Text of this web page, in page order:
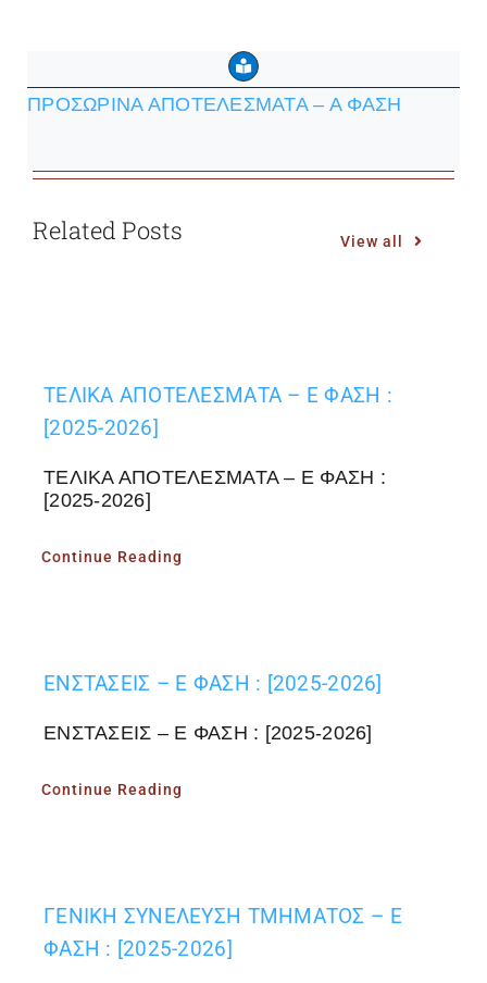
ΠΡΟΣΩΡΙΝΑ ΑΠΟΤΕΛΕΣΜΑΤΑ – Α ΦΑΣΗ
Related Posts View all
ΤΕΛΙΚΑ ΑΠΟΤΕΛΕΣΜΑΤΑ – Ε ΦΑΣΗ :
[2025-2026]
ΤΕΛΙΚΑ ΑΠΟΤΕΛΕΣΜΑΤΑ – Ε ΦΑΣΗ :
[2025-2026]
Continue Reading
ΕΝΣΤΑΣΕΙΣ – Ε ΦΑΣΗ : [2025-2026]
ΕΝΣΤΑΣΕΙΣ – Ε ΦΑΣΗ : [2025-2026]
Continue Reading
ΓΕΝΙΚΗ ΣΥΝΕΛΕΥΣΗ ΤΜΗΜΑΤΟΣ – Ε
ΦΑΣΗ : [2025-2026]